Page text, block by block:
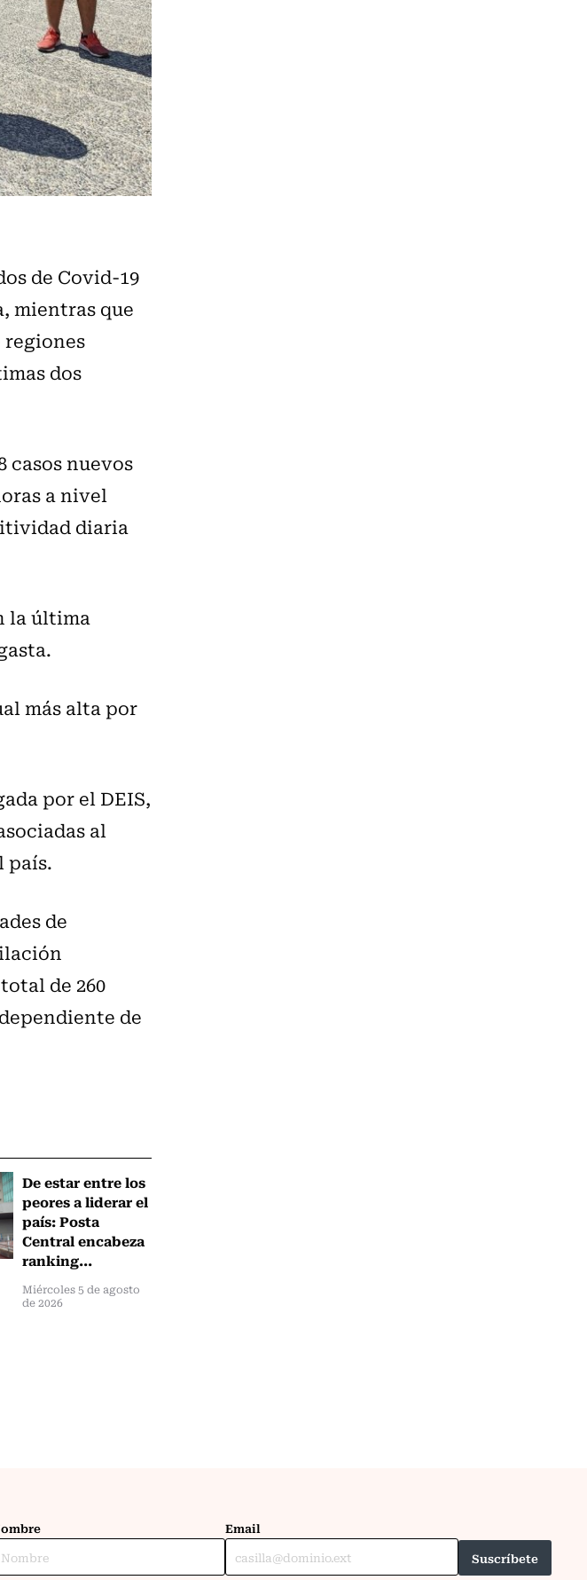
de Covid-19
mientras que
regiones
dos
casos nuevos
a nivel
diaria
la última
más alta por
por el DEIS,
al
país.
de
de 260
de
De estar entre los
peores a liderar el
país: Posta
Central encabeza
ranking...
Miércoles 5 de agosto
de 2026